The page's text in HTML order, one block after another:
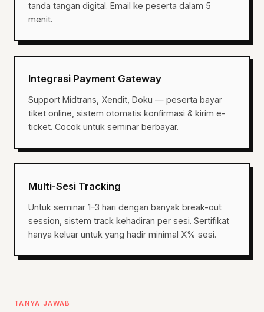
tanda tangan digital. Email ke peserta dalam 5
menit.
Integrasi Payment Gateway
Support Midtrans, Xendit, Doku — peserta bayar
tiket online, sistem otomatis konfirmasi & kirim e-
ticket. Cocok untuk seminar berbayar.
Multi-Sesi Tracking
Untuk seminar 1–3 hari dengan banyak break-out
session, sistem track kehadiran per sesi. Sertifikat
hanya keluar untuk yang hadir minimal X% sesi.
TANYA JAWAB